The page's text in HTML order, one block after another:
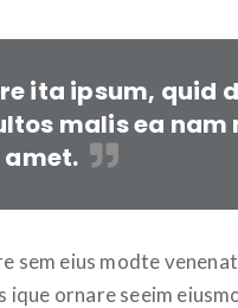
ita ipsum, quid
malis ea nam
amet.
sem eius modte
ique ornare seeim